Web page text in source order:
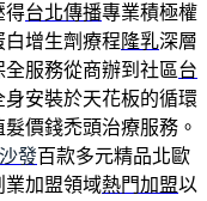
得台北傳播專業積極權
增生劑療程 隆乳深層
服務從商辦到社區台
安裝於天花板的循環
髮價錢禿頭治療服務。
發百款多元精品北歐
業加盟領域熱門加盟以